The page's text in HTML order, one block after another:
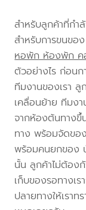
สำหรับลูกค้าที่กำ
สำหรับการขนขอ
หอพัก ห้องพัก ค
ตัวอย่างไร ก่อนก
ทีมงานของเรา ลู
เคลื่อนย้าย ทีมงา
จากห้องต้นทางขึ้
ทาง พร้อมจัดของ
พร้อมคนยกของ
นั้น ลูกค้าไม่ต้อง
เก็บของรอทางเ
ปลายทางให้เรา